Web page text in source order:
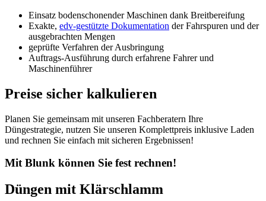
Einsatz bodenschonender Maschinen dank Breitbereifung
Exakte, edv-gestützte Dokumentation der Fahrspuren und der
ausgebrachten Mengen
geprüfte Verfahren der Ausbringung
Auftrags-Ausführung durch erfahrene Fahrer und
Maschinenführer
Preise sicher kalkulieren
Planen Sie gemeinsam mit unseren Fachberatern Ihre
Düngestrategie, nutzen Sie unseren Komplettpreis inklusive Laden
und rechnen Sie einfach mit sicheren Ergebnissen!
Mit Blunk können Sie fest rechnen!
Düngen mit Klärschlamm